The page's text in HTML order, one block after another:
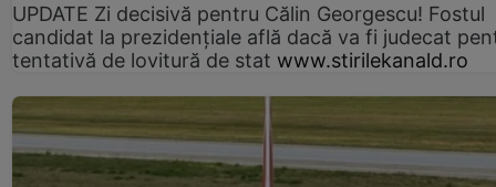
UPDATE Zi decisivă pentru Călin Georgescu! Fostul
candidat la prezidențiale află dacă va fi judecat
tentativă de lovitură de stat www.stirilekanald.ro